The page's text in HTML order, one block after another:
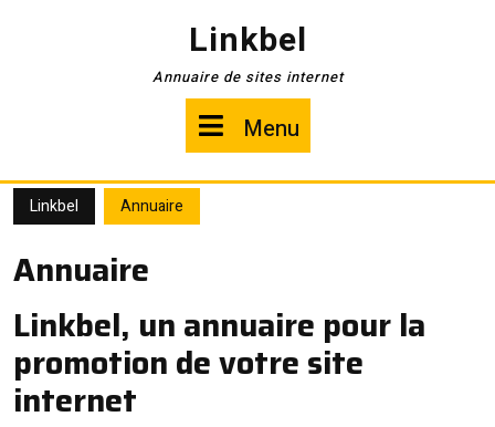
Linkbel
Annuaire de sites internet
Menu
Linkbel Annuaire
Annuaire
Linkbel, un annuaire pour la
promotion de votre site
internet